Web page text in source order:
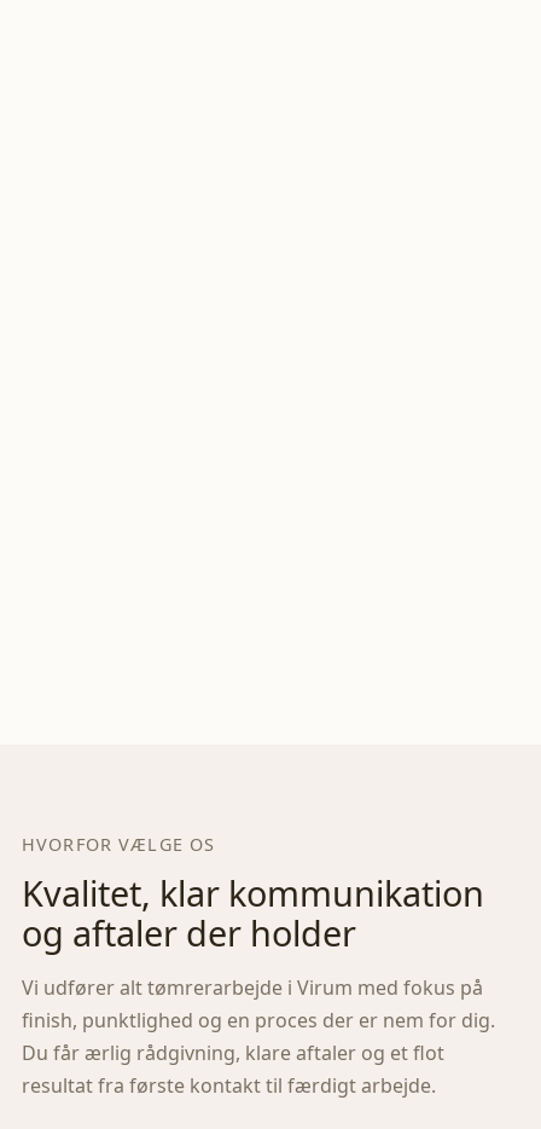
HVORFOR VÆLGE OS
Kvalitet, klar kommunikation
og aftaler der holder
Vi udfører alt tømrerarbejde i Virum med fokus på
finish, punktlighed og en proces der er nem for dig.
Du får ærlig rådgivning, klare aftaler og et flot
resultat fra første kontakt til færdigt arbejde.